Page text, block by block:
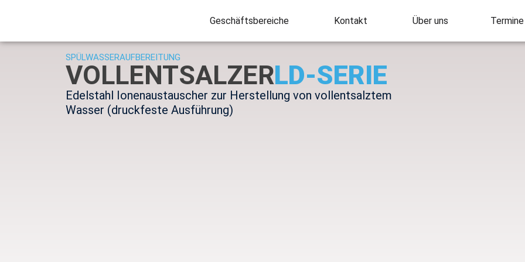
Geschäftsbereiche Kontakt Über uns Termine
SPÜLWASSERAUFBEREITUNG
VOLLENTSALZERLD-SERIE
Edelstahl Ionenaustauscher zur Herstellung von vollentsalztem
Wasser (druckfeste Ausführung)